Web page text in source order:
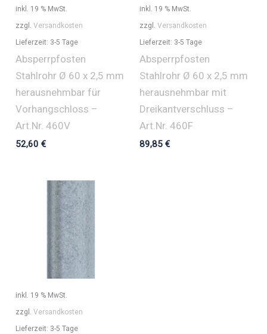
inkl. 19 % MwSt.
zzgl.Versandkosten
Lieferzeit: 3-5 Tage
Absperrpfosten
Stahlrohr Ø 60 x 2,5 mm
herausnehmbar für
Vorhangschloss –
Art.Nr. 460V
52,60€
inkl. 19 % MwSt.
zzgl. Versandkosten
Lieferzeit: 3-5 Tage
Absperrpfosten
Stahlrohr Ø 60 x 2,5 mm
herausnehmbar mit
Dreikantverschluss –
Art.Nr. 460F
89,85 €
inkl. 19 % MwSt.
zzgl.Versandkosten
Lieferzeit: 3-5 Tage